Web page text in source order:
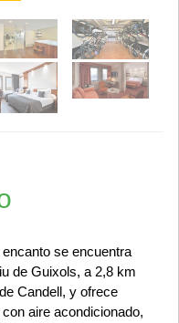
se encuentra
de Guixols, a 2,8 km
Candell, y ofrece
aire acondicionado,